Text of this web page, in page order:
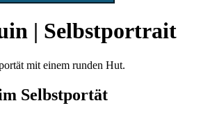
| Selbstportrait
mit einem runden Hut.
Selbstportät